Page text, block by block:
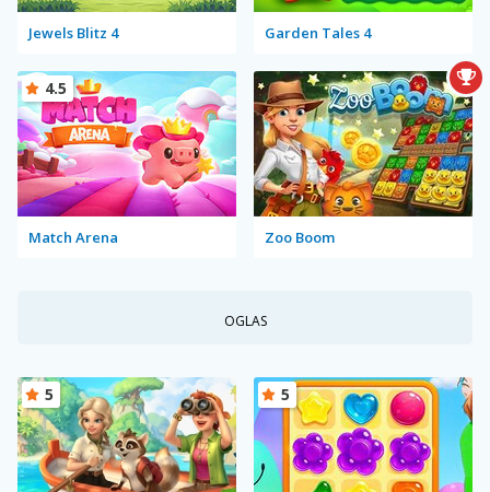
Jewels Blitz 4 Garden Tales 4
Match Arena
4.5
Zoo Boom
OGLAS
5 5